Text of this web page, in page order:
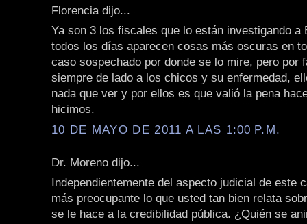
Florencia dijo...
Ya son 3 los fiscales que lo están investigando a
todos los días aparecen cosas más oscuras en
caso sospechado por donde se lo mire, pero por
siempre de lado a los chicos y su enfermedad,
nada que ver y por ellos es que valió la pena
hicimos.
10 DE MAYO DE 2011 A LAS 1:00 P.M.
Dr. Moreno dijo...
Independientemente del aspecto judicial de este
más preocupante lo que usted tan bien relata
se le hace a la credibilidad pública. ¿Quién se